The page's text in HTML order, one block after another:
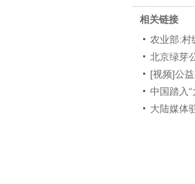
相关链接
农业部:村
北京绿芽
[视频]公
中国踏入
大陆媒体